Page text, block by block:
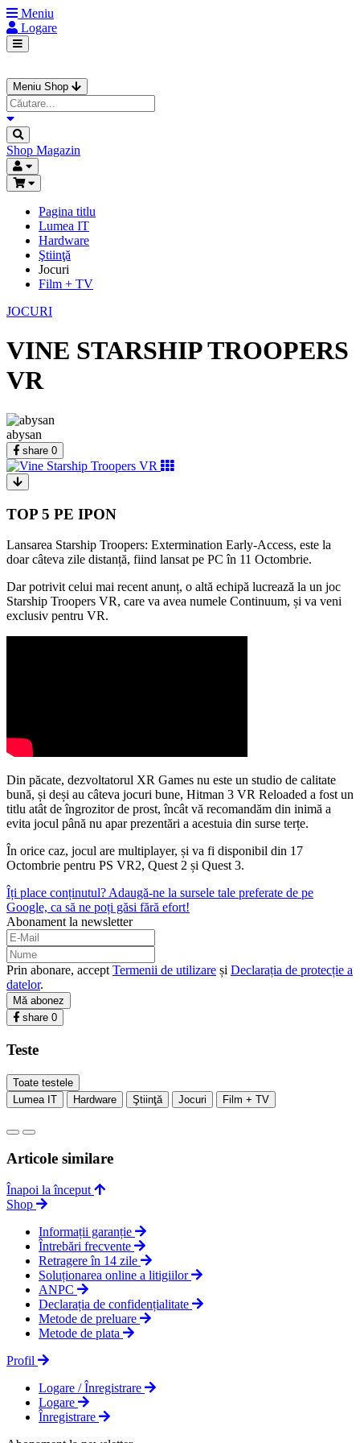
Meniu
Logare
Meniu Shop
Shop Magazin
Pagina titlu
Lumea IT
Hardware
Ştiinţă
Jocuri
Film + TV
JOCURI
VINE STARSHIP TROOPERS
VR
abysan
share 0
TOP 5 PE IPON
Lansarea Starship Troopers: Extermination Early-Access, este la
doar câteva zile distanță, fiind lansat pe PC în 11 Octombrie.
Dar potrivit celui mai recent anunț, o altă echipă lucrează la un joc
Starship Troopers VR, care va avea numele Continuum, și va veni
exclusiv pentru VR.
Din păcate, dezvoltatorul XR Games nu este un studio de calitate
bună, și deși au câteva jocuri bune, Hitman 3 VR Reloaded a fost un
titlu atât de îngrozitor de prost, încât vă recomandăm din inimă a
evita jocul până nu apar prezentări a acestuia din surse terțe.
În orice caz, jocul are multiplayer, și va fi disponibil din 17
Octombrie pentru PS VR2, Quest 2 și Quest 3.
Îți place conținutul? Adaugă-ne la sursele tale preferate de pe
Google, ca să ne poți găsi fără efort!
Abonament la newsletter
Prin abonare, accept Termenii de utilizare și Declarația de protecție a
datelor.
Mă abonez
share 0
Teste
Toate testele
Lumea IT
Hardware Ştiinţă Jocuri Film + TV
Articole similare
Înapoi la început
Shop
Informații garanție
Întrebări frecvente
Retragere în 14 zile
Soluționarea online a litigiilor
ANPC
Declarația de confidențialitate
Metode de preluare
Metode de plata
Profil
Logare / Înregistrare
Logare
Înregistrare